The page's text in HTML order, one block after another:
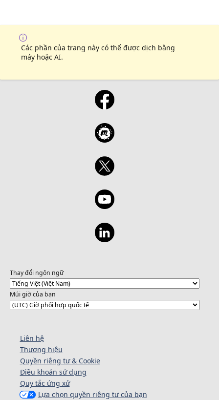
Các phần của trang này có thể được dịch bằng
máy hoặc AI.
Thay đổi ngôn ngữ
Múi giờ của bạn
Liên hệ
Thương hiệu
Quyền riêng tư & Cookie
Điều khoản sử dụng
Quy tắc ứng xử
Lựa chọn quyền riêng tư của bạn